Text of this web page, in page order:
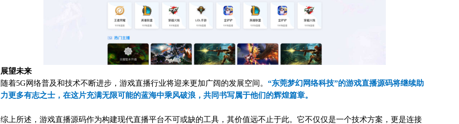
展望未来
随着5G网络普及和技术不断进步，游戏直播行业将迎来更加广阔的发展空间。 “东莞梦幻网络科技”的游戏直播源码将继续助
力更多有志之士，在这片充满无限可能的蓝海中乘风破浪，共同书写属于他们的辉煌篇章。
综上所述，游戏直播源码作为构建现代直播平台不可或缺的工具，其价值远不止于此。它不仅仅是一个技术方案，更是连接